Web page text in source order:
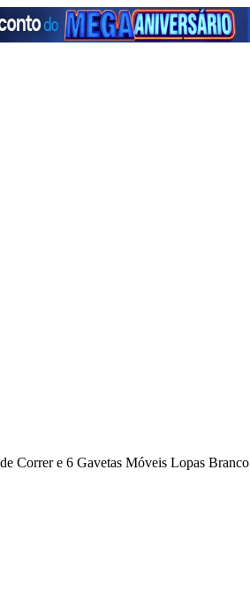
Correr e 6 Gavetas Móveis Lopas Branco